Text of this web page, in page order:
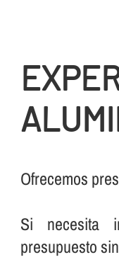
Ofrecemos
Si necesita
presupuesto